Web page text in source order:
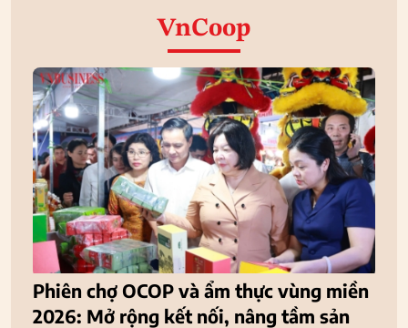
VnCoop
Phiên chợ OCOP và ẩm thực vùng miền
2026: Mở rộng kết nối, nâng tầm sản